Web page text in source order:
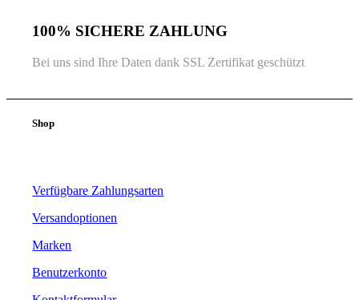
100% SICHERE ZAHLUNG
Bei uns sind Ihre Daten dank SSL Zertifikat geschützt
Shop
Verfügbare Zahlungsarten
Versandoptionen
Marken
Benutzerkonto